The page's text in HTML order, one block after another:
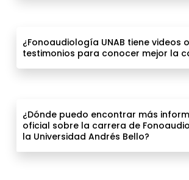
¿Fonoaudiología UNAB tiene videos o
testimonios para conocer mejor la
¿Dónde puedo encontrar más
oficial sobre la carrera de
la Universidad Andrés Bello?